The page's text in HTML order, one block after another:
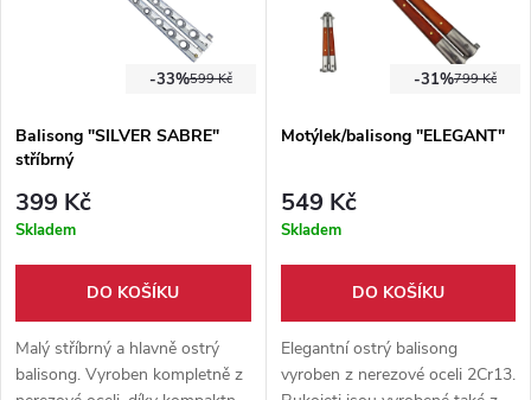
599 Kč
-33%
Balisong "SILVER SABRE"
stříbrný
399 Kč
Skladem
DO KOŠÍKU
Malý stříbrný a hlavně ostrý
balisong. Vyroben kompletně z
799 Kč
-31%
Motýlek/balisong "ELEGANT"
549 Kč
Skladem
DO KOŠÍKU
Elegantní ostrý balisong
vyroben z nerezové oceli 2Cr13.